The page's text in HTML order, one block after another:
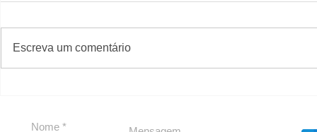
reforçam apoio a
Escreva um comentário
#Sugestões